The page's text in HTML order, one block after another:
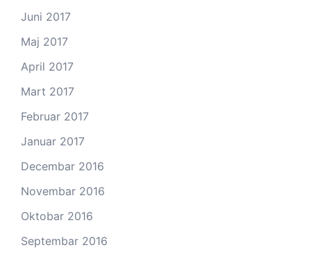
Juni 2017
Maj 2017
April 2017
Mart 2017
Februar 2017
Januar 2017
Decembar 2016
Novembar 2016
Oktobar 2016
Septembar 2016